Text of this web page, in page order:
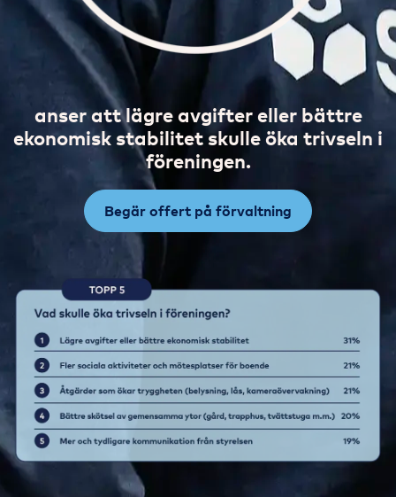
anser att lägre avgifter eller bättre
ekonomisk stabilitet skulle öka trivseln i
föreningen.
Begär offert på förvaltning